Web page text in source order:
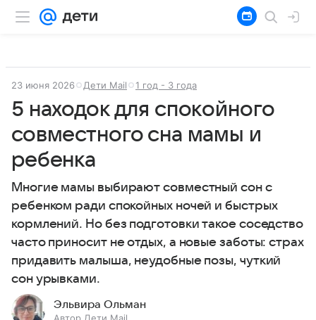
23 июня 2026 Дети Mail 1 год - 3 года
5 находок для спокойного
совместного сна мамы и
ребенка
Многие мамы выбирают совместный сон с
ребенком ради спокойных ночей и быстрых
кормлений. Но без подготовки такое соседство
часто приносит не отдых, а новые заботы: страх
придавить малыша, неудобные позы, чуткий
сон урывками.
Эльвира Ольман